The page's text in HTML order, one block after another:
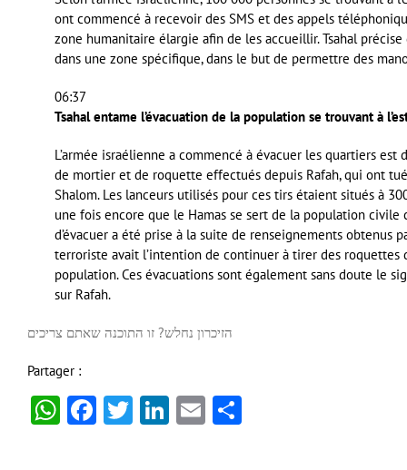
ont commencé à recevoir des SMS et des appels
zone humanitaire élargie afin de les accueillir. Tsahal précise
dans une zone spécifique, dans le but de permettre des
06:37
Tsahal entame l’évacuation de la population se trouvant à
L’armée israélienne a commencé à évacuer les quartiers est
de mortier et de roquette effectués depuis Rafah, qui ont
Shalom. Les lanceurs utilisés pour ces tirs étaient situés à
une fois encore que le Hamas se sert de la population civile
d’évacuer a été prise à la suite de renseignements obtenus
terroriste avait l’intention de continuer à tirer des roquettes
population. Ces évacuations sont également sans doute le
sur Rafah.
הזיכרון נחלש? זו התוכנה שאתם צריכים
Partager :
WhatsApp
Facebook
Twitter
LinkedIn
Email